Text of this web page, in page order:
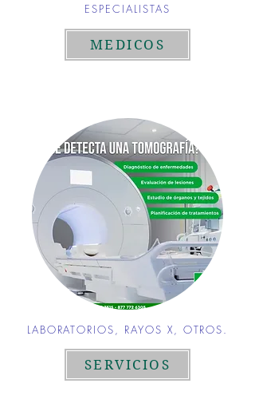
ESPECIALISTAS
MEDICOS
LABORATORIOS, RAYOS X, OTROS.
SERVICIOS